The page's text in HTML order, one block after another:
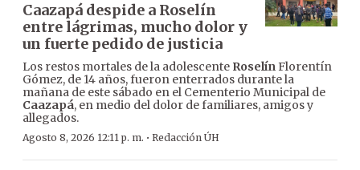
Caazapá despide a Roselín
entre lágrimas, mucho dolor y
un fuerte pedido de justicia
Los restos mortales de la adolescente RoselínFlorentín
Gómez, de 14 años, fueron enterrados durante la
mañana de este sábado en el Cementerio Municipal de
Caazapá, en medio del dolor de familiares, amigos y
allegados.
Agosto 8, 2026 12:11 p. m. · Redacción ÚH